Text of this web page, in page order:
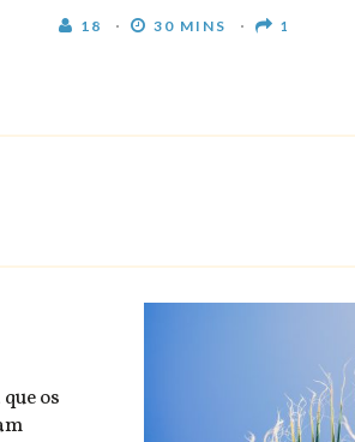
18 30 MINS 1
os